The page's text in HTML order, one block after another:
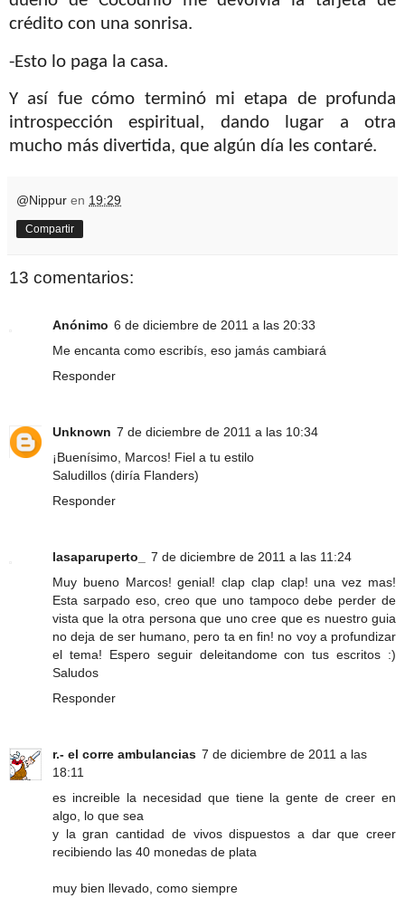
crédito con una sonrisa.
-Esto lo paga la casa.
Y así fue cómo terminó mi etapa de profunda
introspección espiritual, dando lugar a otra
mucho más divertida, que algún día les contaré.
@Nippur en 19:29
Compartir
13 comentarios:
Anónimo 6 de diciembre de 2011 a las 20:33
Me encanta como escribís, eso jamás cambiará
Responder
Unknown 7 de diciembre de 2011 a las 10:34
¡Buenísimo, Marcos! Fiel a tu estilo
Saludillos (diría Flanders)
Responder
lasaparuperto_
7 de diciembre de 2011 a las 11:24
Muy bueno Marcos! genial! clap clap clap! una vez mas!
Esta sarpado eso, creo que uno tampoco debe perder de
vista que la otra persona que uno cree que es nuestro guia
no deja de ser humano, pero ta en fin! no voy a profundizar
el tema! Espero seguir deleitandome con tus escritos :)
Saludos
Responder
r.- el corre ambulancias 7 de diciembre de 2011 a las
18:11
es increible la necesidad que tiene la gente de creer en
algo, lo que sea
y la gran cantidad de vivos dispuestos a dar que creer
recibiendo las 40 monedas de plata
muy bien llevado, como siempre